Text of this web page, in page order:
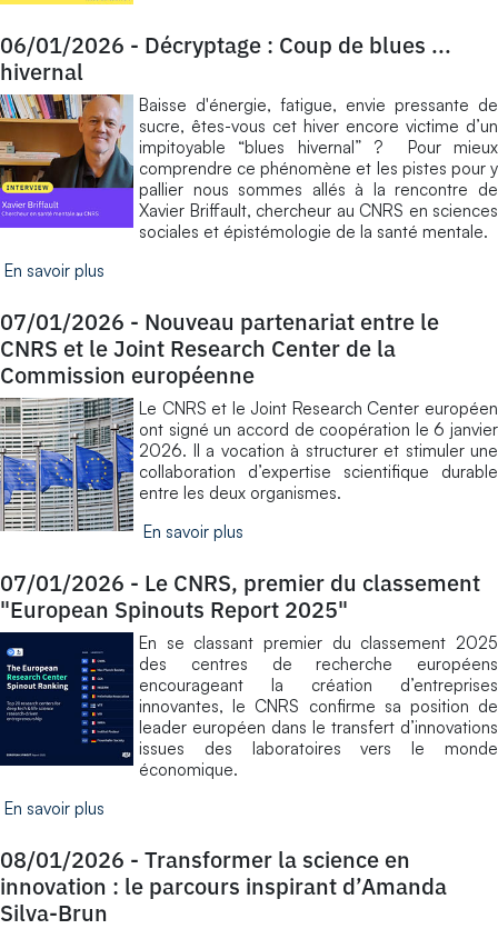
06/01/2026 - Décryptage : Coup de blues ...
hivernal
Baisse d'énergie, fatigue, envie pressante de
sucre, êtes-vous cet hiver encore victime d’un
impitoyable “blues hivernal” ? Pour mieux
comprendre ce phénomène et les pistes pour y
pallier nous sommes allés à la rencontre de
Xavier Briffault, chercheur au CNRS en sciences
sociales et épistémologie de la santé mentale.
En savoir plus
07/01/2026 - Nouveau partenariat entre le
CNRS et le Joint Research Center de la
Commission européenne
Le CNRS et le Joint Research Center européen
ont signé un accord de coopération le 6 janvier
2026. Il a vocation à structurer et stimuler une
collaboration d’expertise scientifique durable
entre les deux organismes.
En savoir plus
07/01/2026 - Le CNRS, premier du classement
"European Spinouts Report 2025"
En se classant premier du classement 2025
des centres de recherche européens
encourageant la création d’entreprises
innovantes, le CNRS confirme sa position de
leader européen dans le transfert d’innovations
issues des laboratoires vers le monde
économique.
En savoir plus
08/01/2026 - Transformer la science en
innovation : le parcours inspirant d’Amanda
Silva-Brun